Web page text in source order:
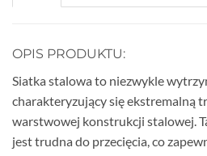
OPIS PRODUKTU:
Siatka stalowa to niezwykle
charakteryzujący się ekstremalną
warstwowej konstrukcji stalowej.
jest trudna do przecięcia, co